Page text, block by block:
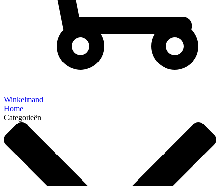
Winkelmand
Home
Categorieën